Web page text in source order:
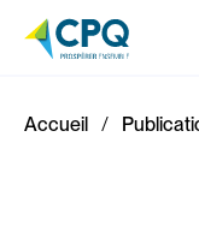
Accueil